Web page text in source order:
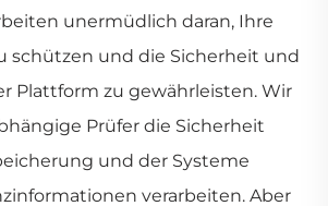
unermüdlich daran, Ihre
schützen und die Sicherheit und
Plattform zu gewährleisten. Wir
Prüfer die Sicherheit
und der Systeme
verarbeiten. Aber